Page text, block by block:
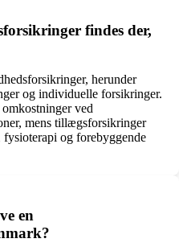
findes der,
herunder
og individuelle forsikringer.
ved
mens tillægsforsikringer
og forebyggende
en